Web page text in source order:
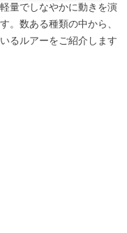
量でしなやかに動きを演
。数ある種類の中から、
るルアーをご紹介します